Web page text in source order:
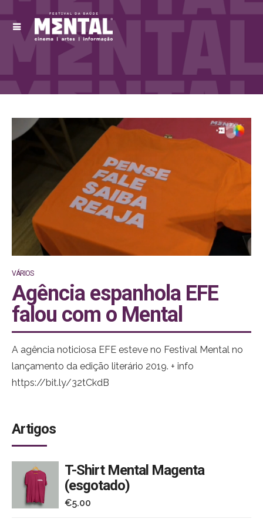
VÁRIOS
Agência espanhola EFE
falou com o Mental
A agência noticiosa EFE esteve no Festival Mental no
lançamento da edição literário 2019. + info
https://bit.ly/32tCkdB
Artigos
T-Shirt Mental Magenta
(esgotado)
€5.00